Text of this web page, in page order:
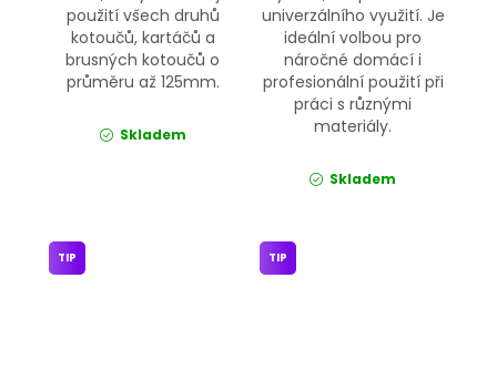
použití všech druhů
kotoučů, kartáčů a
brusných kotoučů o
průměru až 125mm.
Skladem
univerzálního využití. Je
ideální volbou pro
náročné domácí i
profesionální použití při
práci s různými
materiály.
Skladem
TIP TIP